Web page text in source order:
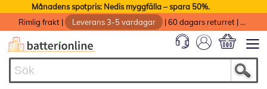
Månadens spotpris: Nedis myggfälla – spara 50%.
Rimlig frakt | Leverans 3-5 vardagar |60 dagars returret |